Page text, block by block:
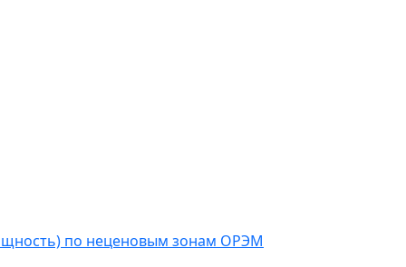
по неценовым зонам ОРЭМ